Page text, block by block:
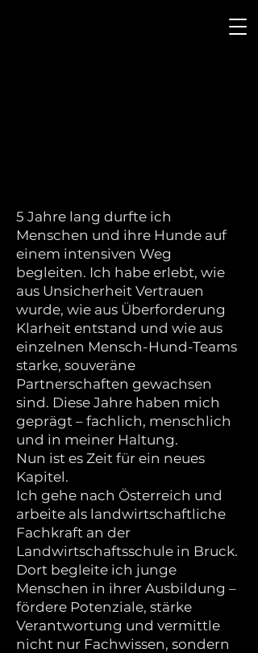
5 Jahre lang durfte ich
Menschen und ihre Hunde auf
einem intensiven Weg
begleiten. Ich habe erlebt, wie
aus Unsicherheit Vertrauen
wurde, wie aus Überforderung
Klarheit entstand und wie aus
einzelnen Mensch-Hund-Teams
starke, souveräne
Partnerschaften gewachsen
sind. Diese Jahre haben mich
geprägt – fachlich, menschlich
und in meiner Haltung.
Nun ist es Zeit für ein neues
Kapitel.
Ich gehe nach Österreich und
arbeite als landwirtschaftliche
Fachkraft an der
Landwirtschaftsschule in Bruck.
Dort begleite ich junge
Menschen in ihrer Ausbildung –
fördere Potenziale, stärke
Verantwortung und vermittle
nicht nur Fachwissen, sondern